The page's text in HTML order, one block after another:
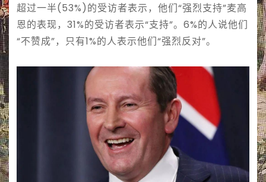
超过一半(53%)的受访者表示，他们“强烈支持”麦高
恩的表现，31%的受访者表示“支持”。6%的人说他们
“不赞成”，只有1%的人表示他们“强烈反对”。